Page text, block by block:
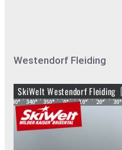
Westendorf Fleiding